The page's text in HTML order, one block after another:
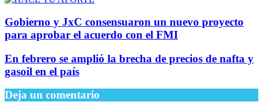
Gobierno y JxC consensuaron un nuevo proyecto
para aprobar el acuerdo con el FMI
En febrero se amplió la brecha de precios de nafta y
gasoil en el país
Deja un comentario